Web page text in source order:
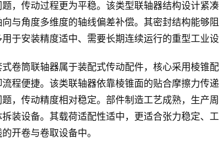
题，传动过程更为平稳。该类型联轴器结构设计紧
向与角度多维度的轴线偏差补偿。其密封结构能够
于安装精度适中、需要长期连续运行的重型工业设
式卷筒联轴器属于装配式传动配件，核心采用棱锥
流程便捷。该类联轴器依靠棱锥面的贴合摩擦力传
题，传动精度相对稳定。部件制造工艺成熟，生产
拆装设备。其载荷适配性适中，更适合张力稳定、
开卷与卷取设备中。